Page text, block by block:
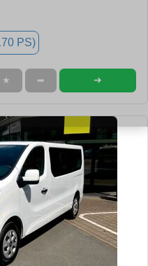
PS)
★ ➦ ➜